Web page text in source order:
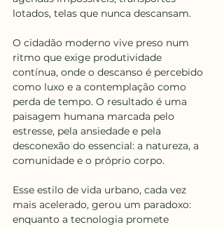
lotados, telas que nunca descansam.
O cidadão moderno vive preso num
ritmo que exige produtividade
contínua, onde o descanso é percebido
como luxo e a contemplação como
perda de tempo. O resultado é uma
paisagem humana marcada pelo
estresse, pela ansiedade e pela
desconexão do essencial: a natureza, a
comunidade e o próprio corpo.
Esse estilo de vida urbano, cada vez
mais acelerado, gerou um paradoxo:
enquanto a tecnologia promete